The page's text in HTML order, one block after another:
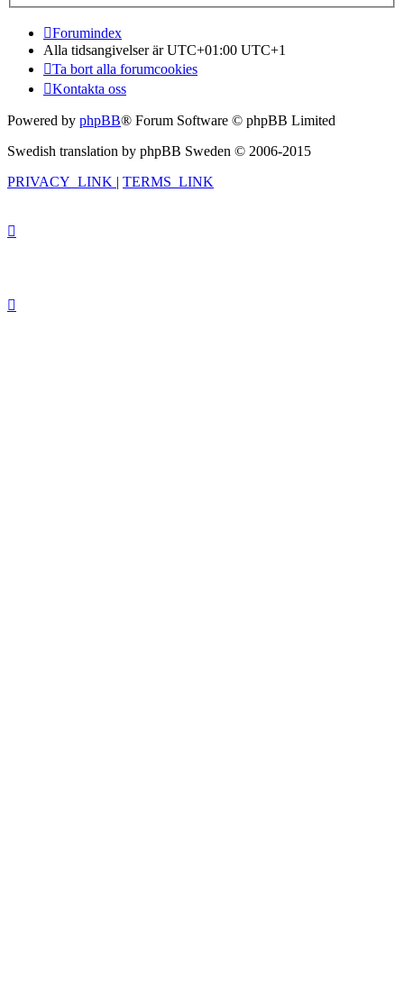
Forumindex
Alla tidsangivelser är UTC+01:00 UTC+1
Ta bort alla forumcookies
Kontakta oss
Powered by phpBB® Forum Software © phpBB Limited
Swedish translation by phpBB Sweden © 2006-2015
PRIVACY_LINK
TERMS_LINK